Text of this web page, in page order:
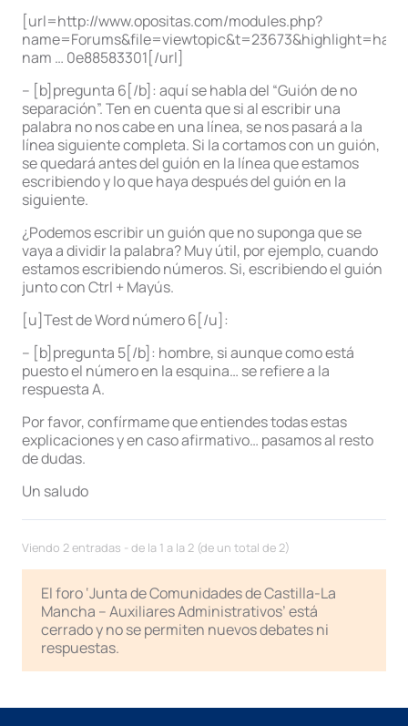
[url=http://www.opositas.com/modules.php?
nam … 0e88583301[/url]
– [b]pregunta 6[/b]: aquí se habla del “Guión de no
separación”. Ten en cuenta que si al escribir una
palabra no nos cabe en una línea, se nos pasará a la
línea siguiente completa. Si la cortamos con un guión,
se quedará antes del guión en la línea que estamos
escribiendo y lo que haya después del guión en la
siguiente.
¿Podemos escribir un guión que no suponga que se
vaya a dividir la palabra? Muy útil, por ejemplo, cuando
estamos escribiendo números. Si, escribiendo el guión
junto con Ctrl + Mayús.
[u]Test de Word número 6[/u]:
– [b]pregunta 5[/b]: hombre, si aunque como está
puesto el número en la esquina… se refiere a la
respuesta A.
Por favor, confírmame que entiendes todas estas
explicaciones y en caso afirmativo… pasamos al resto
de dudas.
Un saludo
Viendo 2 entradas - de la 1 a la 2 (de un total de 2)
El foro ‘Junta de Comunidades de Castilla-La
Mancha – Auxiliares Administrativos’ está
cerrado y no se permiten nuevos debates ni
respuestas.